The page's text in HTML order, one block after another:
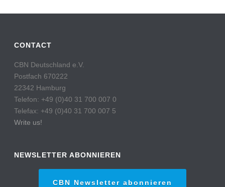
CONTACT
CBN Deutschland e.V.
Postfach 670222
22342 Hamburg
Telefon: +49 (0)40 31 700 007 0
Telefax: +49 (0)40 31 700 007 5
Write us!
NEWSLETTER ABONNIEREN
CBN Newsletter abonnieren